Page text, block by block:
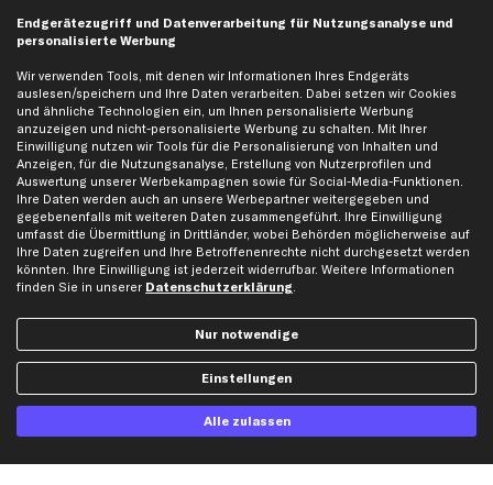
Rechnung Lastschrift Kreditkarte
Vorkasse
Versand
Artikel, Teile, Original und Bestell-Nr. dienen nur zu Vergleichszwecken und sind
keine Herkunftsbezeichnungen. Die Nennung von Namen, Warenzeichen oder
von diesen in Rechnungen an Fahrzeugbesitzer sind nicht statthaft. Die Ware bleibt
bis zur Bezahlung unser Eigentum.
Endgerätezugriff und Datenverarbeitung für Nutzungsanalyse und
personalisierte Werbung
Wir verwenden Tools, mit denen wir Informationen Ihres Endgeräts
auslesen/speichern und Ihre Daten verarbeiten. Dabei setzen wir Cookies
und ähnliche Technologien ein, um Ihnen personalisierte Werbung
anzuzeigen und nicht-personalisierte Werbung zu schalten. Mit Ihrer
Einwilligung nutzen wir Tools für die Personalisierung von Inhalten und
Anzeigen, für die Nutzungsanalyse, Erstellung von Nutzerprofilen und
Auswertung unserer Werbekampagnen sowie für Social-Media-Funktionen.
Ihre Daten werden auch an unsere Werbepartner weitergegeben und
gegebenenfalls mit weiteren Daten zusammengeführt. Ihre Einwilligung
umfasst die Übermittlung in Drittländer, wobei Behörden möglicherweise auf
Ihre Daten zugreifen und Ihre Betroffenenrechte nicht durchgesetzt werden
könnten. Ihre Einwilligung ist jederzeit widerrufbar. Weitere Informationen
finden Sie in unserer Datenschutzerklärung.
Nur notwendige
Einstellungen
Alle zulassen